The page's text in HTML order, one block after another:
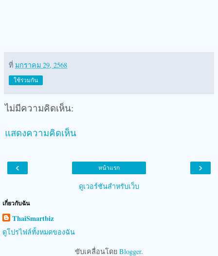
ที่ มกราคม 29, 2568
ใช้ร่วมกัน
ไม่มีความคิดเห็น:
แสดงความคิดเห็น
‹ ›
หน้าแรก
ดูเวอร์ชันสำหรับเว็บ
เกี่ยวกับฉัน
ThaiSmartbiz
ดูโปรไฟล์ทั้งหมดของฉัน
ขับเคลื่อนโดย Blogger.